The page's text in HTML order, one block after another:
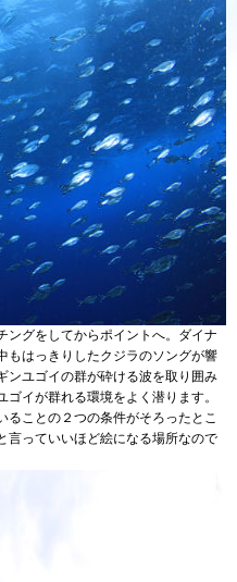
ングをしてからポイントへ。ダイナ
もはっきりしたクジラのソングが響
ンユゴイの群が砕ける波を取り囲み
イが群れる環境をよく潜ります。
ることの２つの条件がそろったとこ
言っていいほど絵になる場所なので